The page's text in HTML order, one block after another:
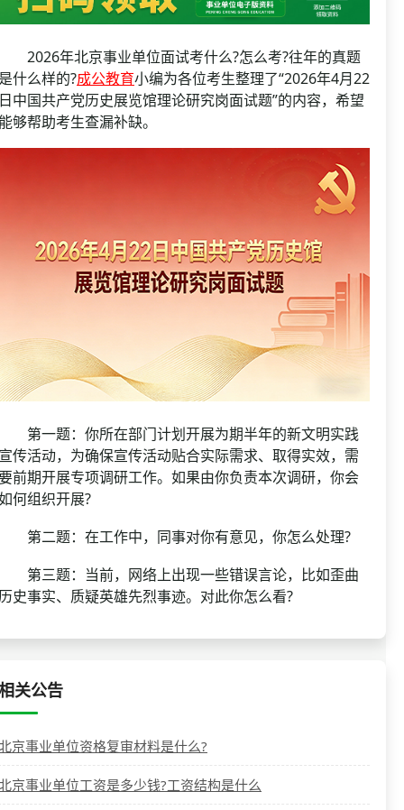
公务员课程
年北京事业单位面试考什么?怎么考?往年的真题
什么样的?成公教育小编为各位考生整理了“2026年4月22
中国共产党历史展览馆理论研究岗面试题”的内容，希望
够帮助考生查漏补缺。
一题：你所在部门计划开展为期半年的新文明实践
传活动，为确保宣传活动贴合实际需求、取得实效，需
前期开展专项调研工作。如果由你负责本次调研，你会
何组织开展?
二题：在工作中，同事对你有意见，你怎么处理?
三题：当前，网络上出现一些错误言论，比如歪曲
史事实、质疑英雄先烈事迹。对此你怎么看?
关公告
京事业单位资格复审材料是什么?
京事业单位工资是多少钱?工资结构是什么